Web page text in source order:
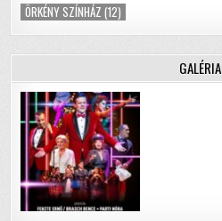
ÖRKÉNY SZÍNHÁZ (12)
GALÉRIA